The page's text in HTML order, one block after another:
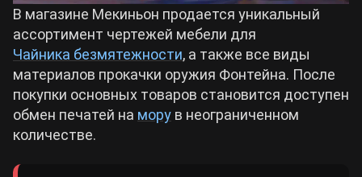
В магазине Мекиньон продается уникальный
ассортимент чертежей мебели для
Чайника безмятежности, а также все виды
материалов прокачки оружия Фонтейна. После
покупки основных товаров становится доступен
обмен печатей на мору в неограниченном
количестве.